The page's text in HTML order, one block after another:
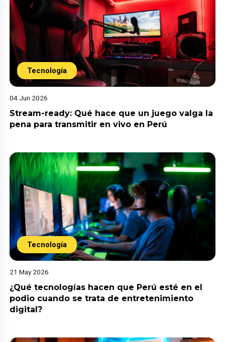
Tecnología
04 Jun 2026
Stream-ready: Qué hace que un juego valga la
pena para transmitir en vivo en Perú
Tecnología
21 May 2026
¿Qué tecnologías hacen que Perú esté en el
podio cuando se trata de entretenimiento
digital?